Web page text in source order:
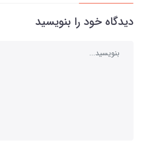
دیدگاه خود را بنویسید